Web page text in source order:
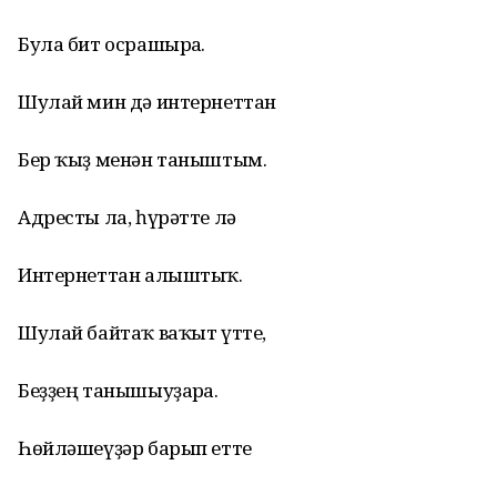
Була бит осрашырға.
Шулай мин дә интернеттан
Бер ҡыҙ менән таныштым.
Адресты ла, һүрәтте лә
Интернеттан алыштыҡ.
Шулай байтаҡ ваҡыт үтте,
Беҙҙең танышыуҙарға.
Һөйләшеүҙәр барып етте